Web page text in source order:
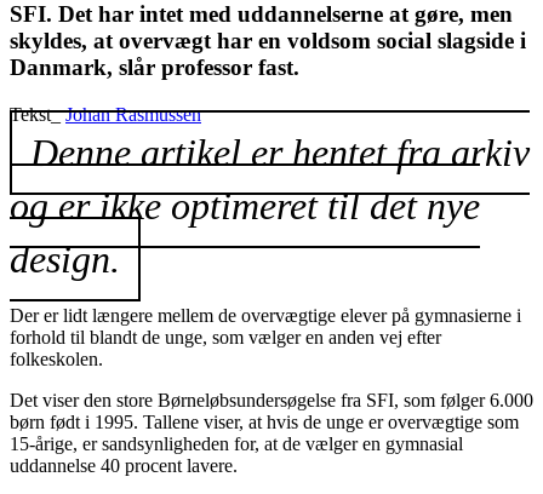
SFI. Det har intet med uddannelserne at gøre, men
skyldes, at overvægt har en voldsom social slagside i
Danmark, slår professor fast.
Tekst_Johan Rasmussen
Denne artikel er hentet fra arkiv
og er ikke optimeret til det nye
design.
Der er lidt længere mellem de overvægtige elever på gymnasierne i
forhold til blandt de unge, som vælger en anden vej efter
folkeskolen.
Det viser den store Børneløbsundersøgelse fra SFI, som følger 6.000
børn født i 1995. Tallene viser, at hvis de unge er overvægtige som
15-årige, er sandsynligheden for, at de vælger en gymnasial
uddannelse 40 procent lavere.